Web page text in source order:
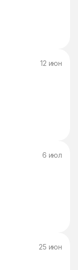
12 июн
6 июл
25 июн